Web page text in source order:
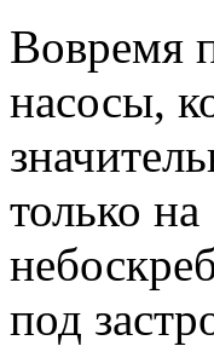
Вовремя
насосы,
только
под